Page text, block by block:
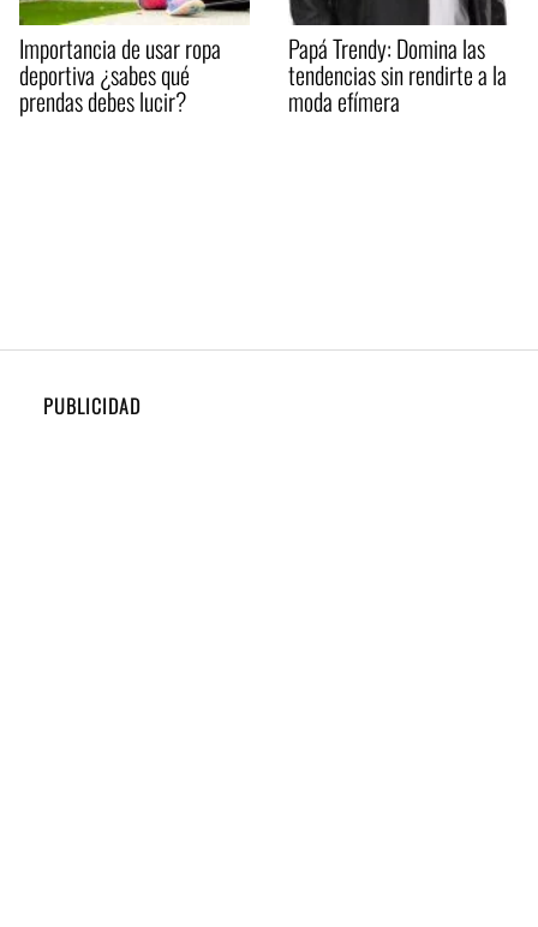
Importancia de usar ropa
deportiva ¿sabes qué
prendas debes lucir?
Papá Trendy: Domina las
tendencias sin rendirte a la
moda efímera
PUBLICIDAD